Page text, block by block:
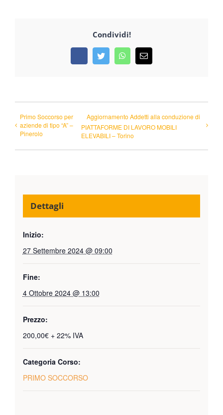
Condividi!
FacebookTwitterWhatsApp
Email
Primo Soccorso per
aziende di tipo “A” –
Pinerolo
Aggiornamento Addetti alla conduzione di
PIATTAFORME DI LAVORO MOBILI
ELEVABILI – Torino
Dettagli
Inizio:
27 Settembre 2024 @ 09:00
Fine:
4 Ottobre 2024 @ 13:00
Prezzo:
200,00€ + 22% IVA
Categoria Corso:
PRIMO SOCCORSO